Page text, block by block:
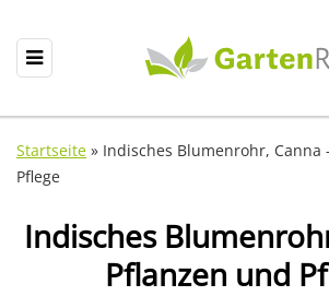
Startseite » Indisches Blumenrohr, Canna
Pflege
Indisches
Pflanzen und